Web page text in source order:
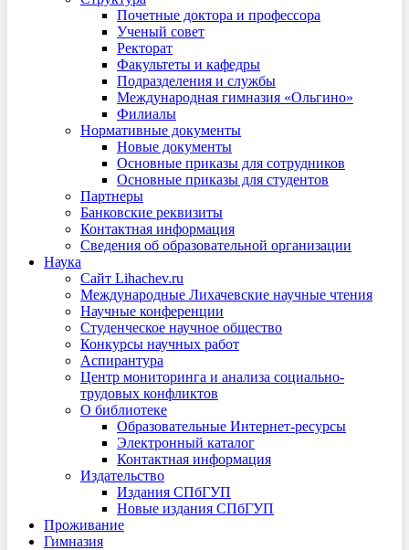
Почетные доктора и профессора
Ученый совет
Ректорат
Факультеты и кафедры
Подразделения и службы
Международная гимназия «Ольгино»
Филиалы
Нормативные документы
Новые документы
Основные приказы для сотрудников
Основные приказы для студентов
Партнеры
Банковские реквизиты
Контактная информация
Сведения об образовательной организации
Наука
Сайт Lihachev.ru
Международные Лихачевские научные чтения
Научные конференции
Студенческое научное общество
Конкурсы научных работ
Аспирантура
Центр мониторинга и анализа социально-
трудовых конфликтов
О библиотеке
Образовательные Интернет-ресурсы
Электронный каталог
Контактная информация
Издательство
Издания СПбГУП
Новые издания СПбГУП
Проживание
Гимназия